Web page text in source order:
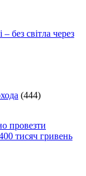
без світла через
(444)
провезти
тисяч гривень